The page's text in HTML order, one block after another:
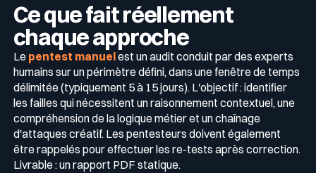
Ce que fait réellement
chaque approche
Le pentest manuelest un audit conduit par des experts
humains sur un périmètre défini, dans une fenêtre de temps
délimitée (typiquement 5 à 15 jours). L'objectif : identifier
les failles qui nécessitent un raisonnement contextuel, une
compréhension de la logique métier et un chaînage
d'attaques créatif. Les pentesteurs doivent également
être rappelés pour effectuer les re-tests après correction.
Livrable : un rapport PDF statique.